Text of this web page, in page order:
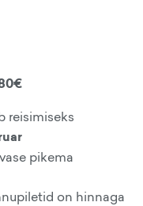
reisimiseks
pikema
on hinnaga